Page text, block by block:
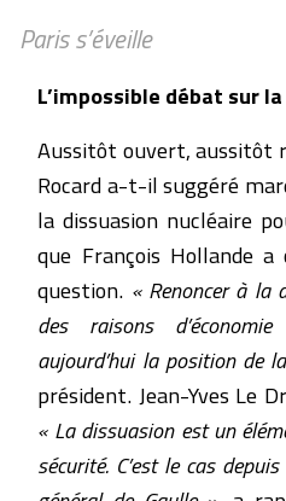
Paris s’éveille
L’impossible débat sur
Aussitôt ouvert, aussitôt
Rocard a-t-il suggéré
la dissuasion nucléaire
que François Hollande
question. « Renoncer à la
des raisons
aujourd’hui la position de
président. Jean-Yves Le
« La dissuasion est un
sécurité. C’est le cas